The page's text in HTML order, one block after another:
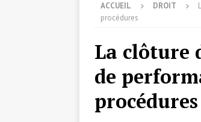
ACCUEIL DROIT
procédures
La clôture
de
procédures